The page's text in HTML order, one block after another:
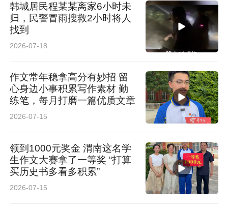
韩城居民程某某离家6小时未
归，民警冒雨搜救2小时将人
找到
2026-07-18
作文常年稳拿高分有妙招 留
心身边小事积累写作素材 勤
练笔，每月打磨一篇优质文章
2026-07-15
领到1000元奖金 渭南这名学
生作文大赛拿了一等奖 “打算
买历史书多看多积累”
2026-07-15